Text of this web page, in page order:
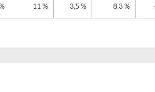
11 % 3,5 % 8,3 %